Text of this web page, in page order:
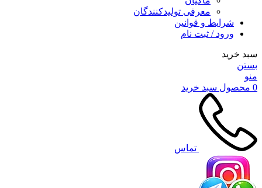
معرفی تولیدکنندگان
شرایط و قوانین
ورود / ثبت نام
سبد خرید
بستن
منو
0 محصول سبد خرید
تماس